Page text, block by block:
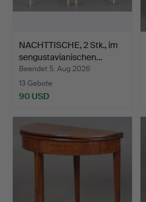
NACHTTISCHE, 2 Stk., im
sengustavianischen…
Beendet 5. Aug 2026
13 Gebote
90 USD